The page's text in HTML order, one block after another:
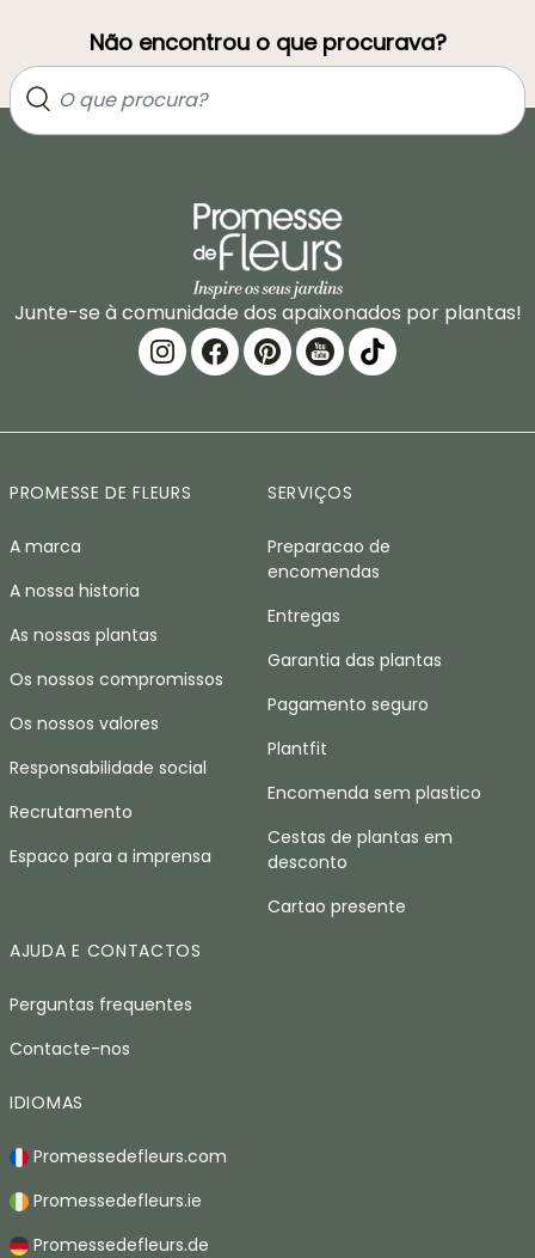
Não encontrou o que procurava?
Junte-se à comunidade dos apaixonados por plantas!
PROMESSE DE FLEURS
A marca
A nossa historia
As nossas plantas
Os nossos compromissos
Os nossos valores
Responsabilidade social
Recrutamento
Espaco para a imprensa
SERVIÇOS
Preparacao de
encomendas
Entregas
Garantia das plantas
Pagamento seguro
Plantfit
Encomenda sem plastico
Cestas de plantas em
desconto
Cartao presente
AJUDA E CONTACTOS
Perguntas frequentes
Contacte-nos
IDIOMAS
Promessedefleurs.com
Promessedefleurs.ie
Promessedefleurs.de